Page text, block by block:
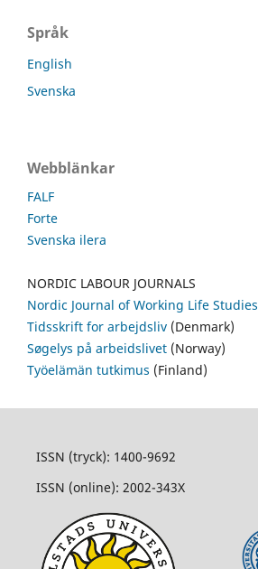
Språk
English
Svenska
Webblänkar
FALF
Forte
Svenska ilera
NORDIC LABOUR JOURNALS
Nordic Journal of Working Life Studies
Tidsskrift for arbejdsliv (Denmark)
Søgelys på arbeidslivet (Norway)
Työelämän tutkimus (Finland)
ISSN (tryck): 1400-9692
ISSN (online): 2002-343X